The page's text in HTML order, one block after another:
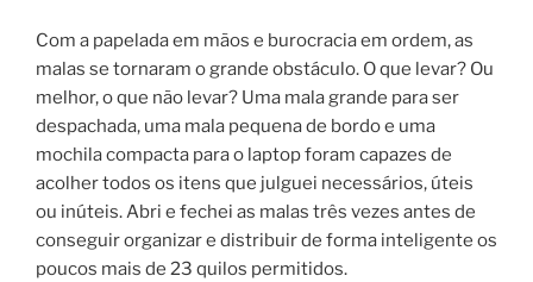
Com a papelada em mãos e burocracia em ordem, as
malas se tornaram o grande obstáculo. O que levar? Ou
melhor, o que não levar? Uma mala grande para ser
despachada, uma mala pequena de bordo e uma
mochila compacta para o laptop foram capazes de
acolher todos os itens que julguei necessários, úteis
ou inúteis. Abri e fechei as malas três vezes antes de
conseguir organizar e distribuir de forma inteligente os
poucos mais de 23 quilos permitidos.